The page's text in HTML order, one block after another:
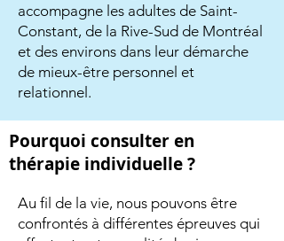
accompagne les adultes de Saint-
Constant, de la Rive-Sud de Montréal
et des environs dans leur démarche
de mieux-être personnel et
relationnel.
Pourquoi consulter en
thérapie individuelle ?
Au fil de la vie, nous pouvons être
confrontés à différentes épreuves qui